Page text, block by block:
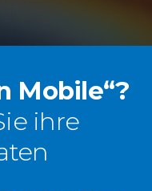
Mobile“?
ihre